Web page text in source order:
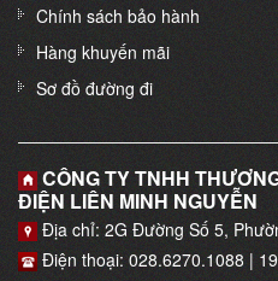
Chính sách bảo hành
Hàng khuyến mãi
Sơ đồ đường đi
CÔNG TY TNHH
ĐIỆN LIÊN MINH NGUYỄN
Địa chỉ: 2G Đường Số 5,
Điện thoại: 028.6270.1088 |